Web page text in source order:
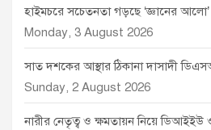
হাইমচরে সচেতনতা গড়ছে ‘জ্ঞানের আলো’
Monday, 3 August 2026
সাত দশকের আস্থার ঠিকানা দাসাদী
Sunday, 2 August 2026
নারীর নেতৃত্ব ও ক্ষমতায়ন নিয়ে